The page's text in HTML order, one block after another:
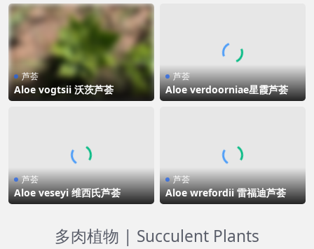
芦荟
Aloe vogtsii 沃茨芦荟
芦荟
Aloe verdoorniae星霞芦荟
芦荟
Aloe veseyi 维西氏芦荟
芦荟
Aloe wrefordii 雷福迪芦荟
多肉植物 | Succulent Plants